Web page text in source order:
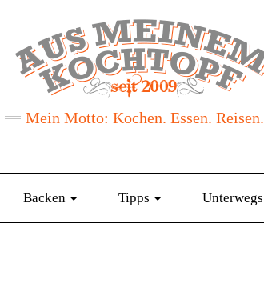
Mein Motto: Kochen. Essen. Reisen.
Backen Tipps Unterwegs